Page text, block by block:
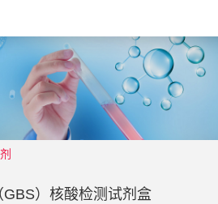
GBS）核酸检测试剂盒